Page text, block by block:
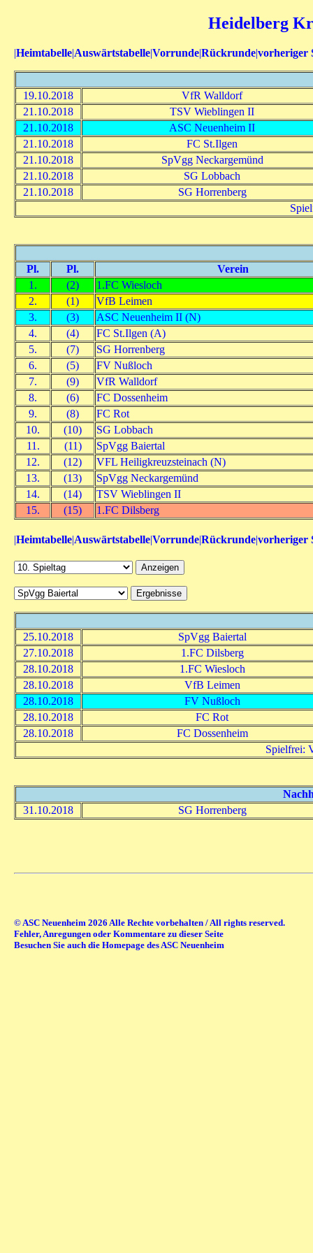
Heidelberg
|Heimtabelle|Auswärtstabelle|Vorrunde|Rückrunde|vorheriger
19.10.2018
VfR Walldorf
21.10.2018
TSV Wieblingen II
21.10.2018
ASC Neuenheim II
21.10.2018
FC St.Ilgen
21.10.2018
SpVgg Neckargemünd
21.10.2018
SG Lobbach
21.10.2018
SG Horrenberg
Pl. Pl.
Verein
1.
(2)
1.FC Wiesloch
2.
(1)
VfB Leimen
3.
(3)
ASC Neuenheim II (N)
4.
(4)
FC St.Ilgen (A)
5.
(7)
SG Horrenberg
6.
(5)
FV Nußloch
7.
(9)
VfR Walldorf
8.
(6)
FC Dossenheim
9.
(8)
FC Rot
10.
(10)
SG Lobbach
11.
(11)
SpVgg Baiertal
12.
(12)
VFL Heiligkreuzsteinach (N)
13.
(13)
SpVgg Neckargemünd
14.
(14)
TSV Wieblingen II
15.
(15) 1.FC Dilsberg
|Heimtabelle|Auswärtstabelle|Vorrunde|Rückrunde|vorheriger
25.10.2018
SpVgg Baiertal
27.10.2018
1.FC Dilsberg
28.10.2018
1.FC Wiesloch
28.10.2018
VfB Leimen
28.10.2018
FV Nußloch
28.10.2018
FC Rot
28.10.2018
FC Dossenheim
Spielfrei:
31.10.2018
SG Horrenberg
© ASC Neuenheim 2026 Alle Rechte vorbehalten / All rights reserved.
Fehler, Anregungen oder Kommentare zu dieser Seite
Besuchen Sie auch die Homepage des ASC Neuenheim